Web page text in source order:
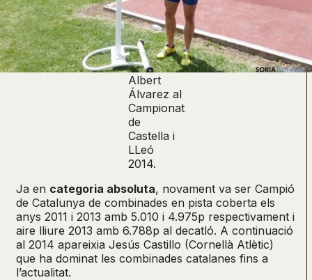
Albert
Álvarez al
Campionat
de
Castella i
LLeó
2014.
Ja en categoria absoluta, novament va ser Campió
de Catalunya de combinades en pista coberta els
anys 2011 i 2013 amb 5.010 i 4.975p respectivament i
aire lliure 2013 amb 6.788p al decatló. A continuació
al 2014 apareixia Jesús Castillo (Cornellà Atlètic)
que ha dominat les combinades catalanes fins a
l’actualitat.